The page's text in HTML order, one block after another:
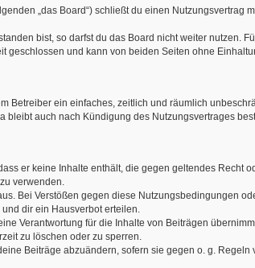
„das Board“) schließt du einen
bist, so darfst du das Board nicht weiter nutzen.
geschlossen und kann von beiden Seiten ohne
Betreiber ein einfaches, zeitlich und räumlich
bleibt auch nach Kündigung des Nutzungsvertrages
er keine Inhalte enthält, die gegen geltendes
verwenden.
Bei Verstößen gegen diese Nutzungsbedingungen
dir ein Hausverbot erteilen.
Verantwortung für die Inhalte von Beiträgen
zu löschen oder zu sperren.
Beiträge abzuändern, sofern sie gegen o. g.